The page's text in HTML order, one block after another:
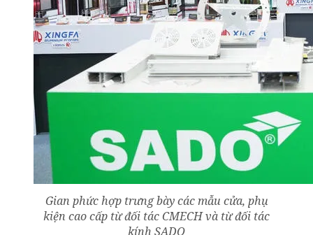
Gian phức hợp trưng bày các mẫu cửa, phụ
kiện cao cấp từ đối tác CMECH và từ đối tác
kính SADO